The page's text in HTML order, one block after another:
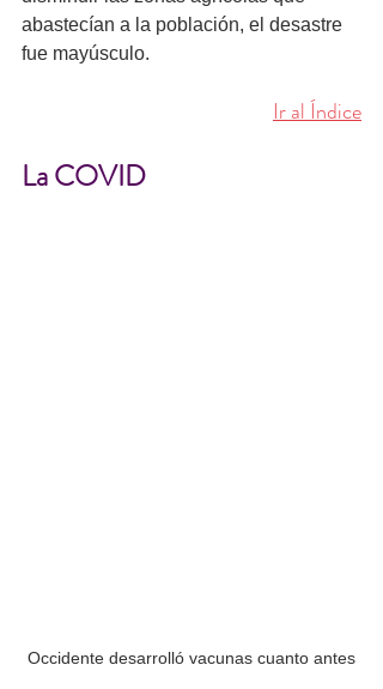
abastecían a la población, el desastre
fue mayúsculo.
Ir al Índice
La COVID
Occidente desarrolló vacunas cuanto antes